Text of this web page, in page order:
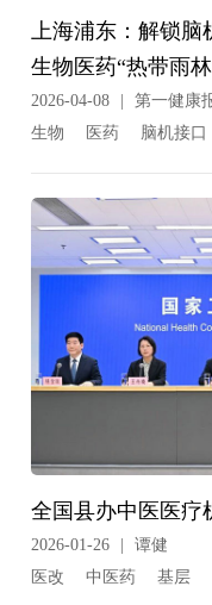
上海浦东：解锁
生物医药“热带雨
2026-04-08 |
第一健康
生物
医药 脑机接口
全国县办中医医疗
2026-01-26 |
谭健
医改
中医药 基层